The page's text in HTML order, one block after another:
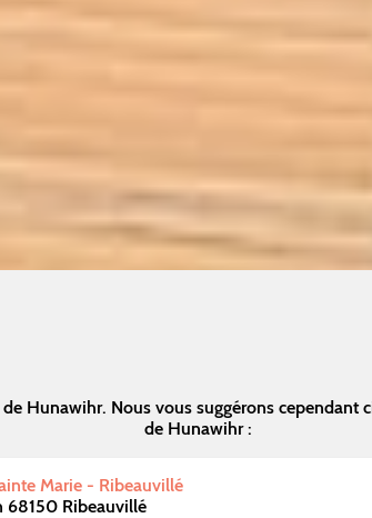
Hunawihr. Nous vous suggérons cependant
de Hunawihr :
Marie - Ribeauvillé
68150 Ribeauvillé